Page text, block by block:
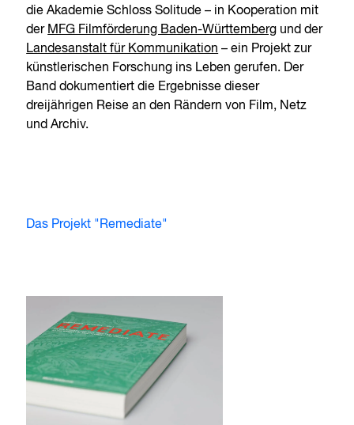
die Akademie Schloss Solitude – in Kooperation mit
der MFG Filmförderung Baden-Württemberg und der
Landesanstalt für Kommunikation – ein Projekt zur
künstlerischen Forschung ins Leben gerufen. Der
Band dokumentiert die Ergebnisse dieser
dreijährigen Reise an den Rändern von Film, Netz
und Archiv.
Das Projekt "Remediate"